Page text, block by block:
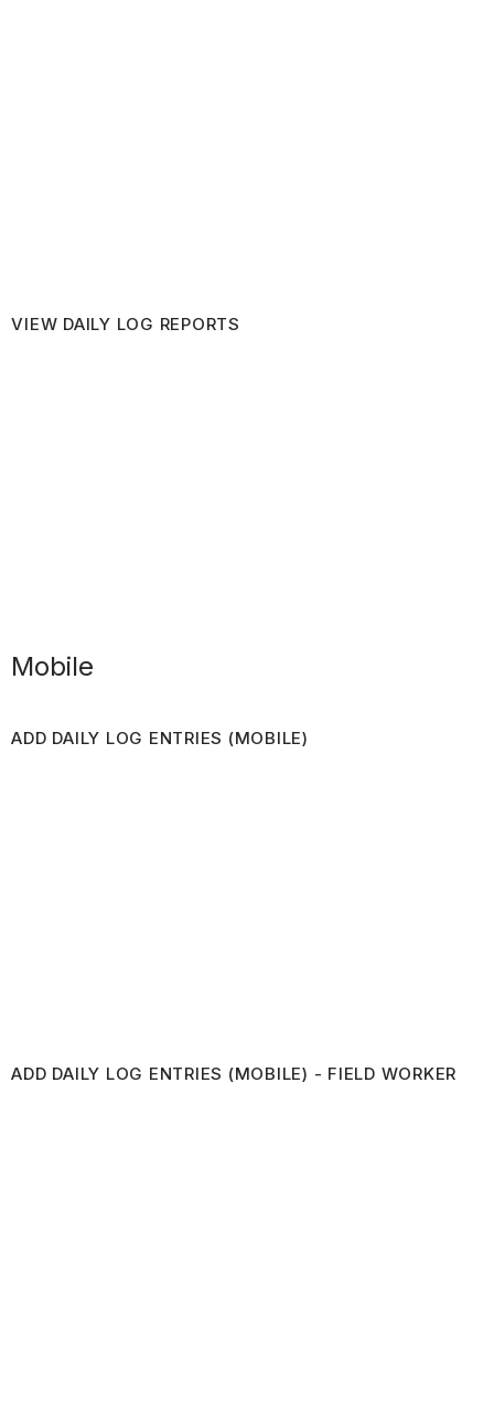
VIEW DAILY LOG REPORTS
Mobile
ADD DAILY LOG ENTRIES (MOBILE)
ADD DAILY LOG ENTRIES (MOBILE) - FIELD WORKER